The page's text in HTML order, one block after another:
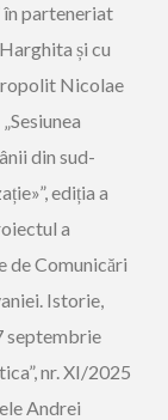
în parteneriat
și cu
Nicolae
din sud-
ediția a
a
de Comunicări
Istorie,
septembrie
nr. XI/2025
Andrei